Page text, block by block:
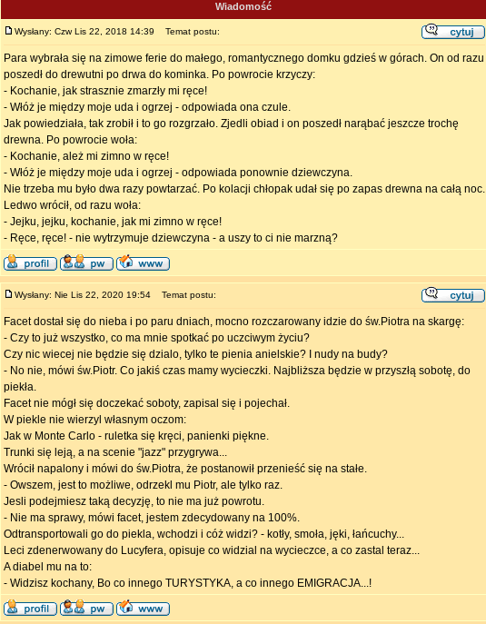
Wiadomość
Wysłany: Czw Lis 22, 2018 14:39 Temat postu:
Para wybrała się na zimowe ferie do małego, romantycznego domku gdzieś w górach. On od razu
poszedł do drewutni po drwa do kominka. Po powrocie krzyczy:
- Kochanie, jak strasznie zmarzły mi ręce!
- Włóż je między moje uda i ogrzej - odpowiada ona czule.
Jak powiedziała, tak zrobił i to go rozgrzało. Zjedli obiad i on poszedł narąbać jeszcze trochę
drewna. Po powrocie woła:
- Kochanie, ależ mi zimno w ręce!
- Włóż je między moje uda i ogrzej - odpowiada ponownie dziewczyna.
Nie trzeba mu było dwa razy powtarzać. Po kolacji chłopak udał się po zapas drewna na całą noc.
Ledwo wrócił, od razu woła:
- Jejku, jejku, kochanie, jak mi zimno w ręce!
- Ręce, ręce! - nie wytrzymuje dziewczyna - a uszy to ci nie marzną?
Wysłany: Nie Lis 22, 2020 19:54 Temat postu:
Facet dostał się do nieba i po paru dniach, mocno rozczarowany idzie do św.Piotra na skargę:
- Czy to już wszystko, co ma mnie spotkać po uczciwym życiu?
Czy nic wiecej nie będzie się dzialo, tylko te pienia anielskie? I nudy na budy?
- No nie, mówi św.Piotr. Co jakiś czas mamy wycieczki. Najbliższa będzie w przyszłą sobotę, do
piekła.
Facet nie mógł się doczekać soboty, zapisal się i pojechał.
W piekle nie wierzyl własnym oczom:
Jak w Monte Carlo - ruletka się kręci, panienki piękne.
Trunki się leją, a na scenie "jazz" przygrywa...
Wrócił napalony i mówi do św.Piotra, że postanowił przenieść się na stałe.
- Owszem, jest to możliwe, odrzekl mu Piotr, ale tylko raz.
Jesli podejmiesz taką decyzję, to nie ma już powrotu.
- Nie ma sprawy, mówi facet, jestem zdecydowany na 100%.
Odtransportowali go do piekla, wchodzi i cóż widzi? - kotły, smoła, jęki, łańcuchy...
Leci zdenerwowany do Lucyfera, opisuje co widzial na wycieczce, a co zastal teraz...
A diabel mu na to:
- Widzisz kochany, Bo co innego TURYSTYKA, a co innego EMIGRACJA...!